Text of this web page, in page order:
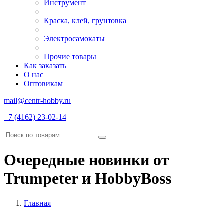
Инструмент
Краска, клей, грунтовка
Электросамокаты
Прочие товары
Как заказать
О нас
Оптовикам
mail@centr-hobby.ru
+7 (4162) 23-02-14
Очередные новинки от
Trumpeter и HobbyBoss
Главная